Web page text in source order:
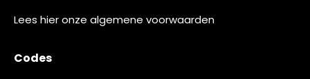
Lees hieronze algemene voorwaarden
Codes